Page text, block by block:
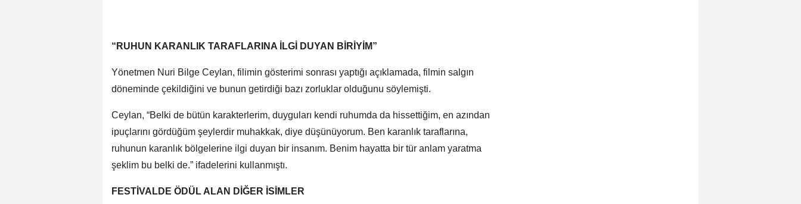
“RUHUN KARANLIK TARAFLARINA İLGİ DUYAN BİRİYİM”
Yönetmen Nuri Bilge Ceylan, filimin gösterimi sonrası yaptığı açıklamada, filmin salgın
döneminde çekildiğini ve bunun getirdiği bazı zorluklar olduğunu söylemişti.
Ceylan, “Belki de bütün karakterlerim, duyguları kendi ruhumda da hissettiğim, en azından
ipuçlarını gördüğüm şeylerdir muhakkak, diye düşünüyorum. Ben karanlık taraflarına,
ruhunun karanlık bölgelerine ilgi duyan bir insanım. Benim hayatta bir tür anlam yaratma
şeklim bu belki de.” ifadelerini kullanmıştı.
FESTİVALDE ÖDÜL ALAN DİĞER İSİMLER